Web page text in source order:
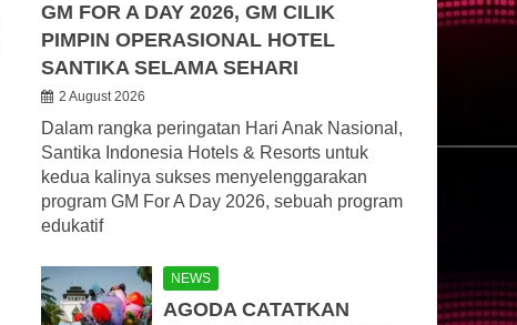
GM FOR A DAY 2026, GM CILIK
PIMPIN OPERASIONAL HOTEL
SANTIKA SELAMA SEHARI
2 August 2026
Dalam rangka peringatan Hari Anak Nasional,
Santika Indonesia Hotels & Resorts untuk
kedua kalinya sukses menyelenggarakan
program GM For A Day 2026, sebuah program
edukatif
NEWS
AGODA CATATKAN